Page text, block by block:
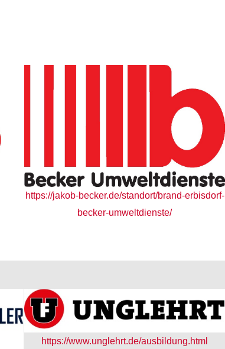
https://jakob-becker.de/standort/brand-erbisdorf-
becker-umweltdienste/
https://www.unglehrt.de/ausbildung.html